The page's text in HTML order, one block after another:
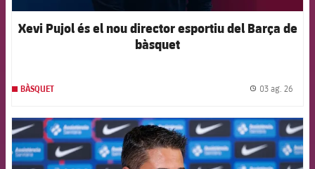
Xevi Pujol és el nou director esportiu del Barça de
bàsquet
BÀSQUET 03 ag. 26
FCB Barcelona badge